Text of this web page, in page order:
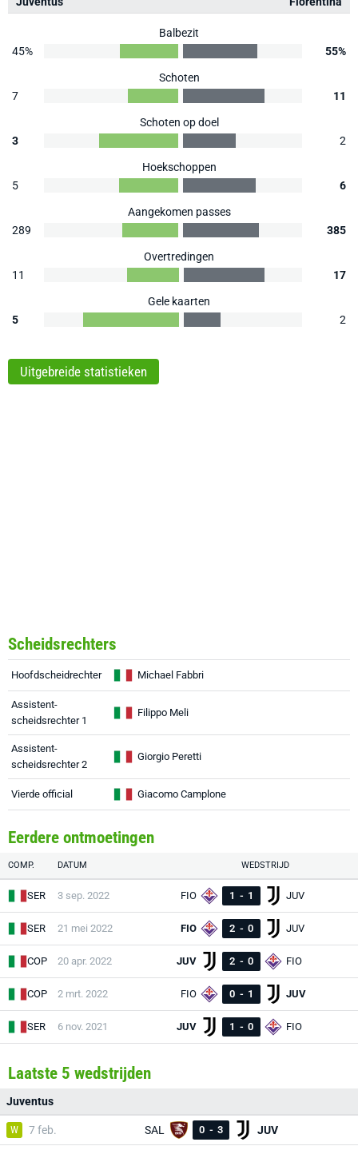
Balbezit
45%
55%
Schoten
7
11
Schoten op doel
3
2
Hoekschoppen
5
6
Aangekomen passes
289
385
Overtredingen
11
17
Gele kaarten
5
2
Uitgebreide statistieken
Scheidsrechters
Hoofdscheidrechter Michael Fabbri
Assistent-
scheidsrechter 1
Filippo Meli
Assistent-
scheidsrechter 2
Giorgio Peretti
Vierde official Giacomo Camplone
Eerdere ontmoetingen
COMP. DATUM WEDSTRIJD
SER 3 sep. 2022 FIO 1 - 1 JUV
SER 21 mei 2022 FIO 2 - 0 JUV
COP 20 apr. 2022 JUV 2 - 0 FIO
COP 2 mrt. 2022 FIO 0 - 1 JUV
SER 6 nov. 2021 JUV 1 - 0 FIO
Laatste 5 wedstrijden
Juventus
W 7 feb. SAL 0 - 3 JUV